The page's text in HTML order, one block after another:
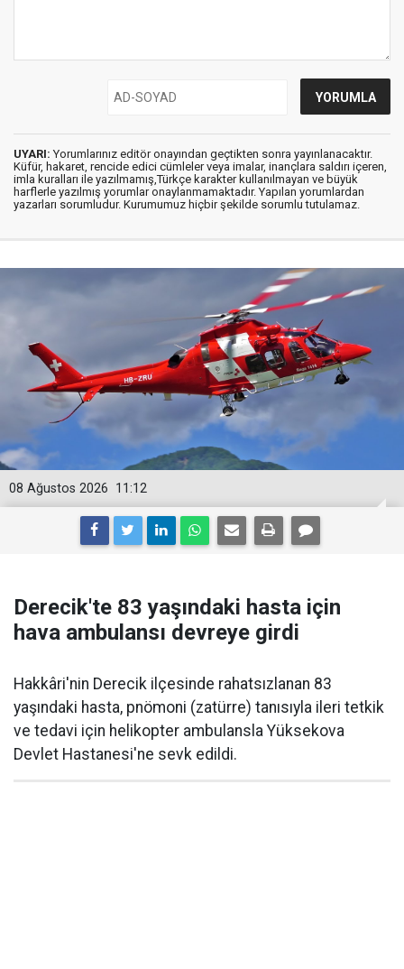
UYARI: Yorumlarınız editör onayından geçtikten sonra yayınlanacaktır.
Küfür, hakaret, rencide edici cümleler veya imalar, inançlara saldırı içeren,
imla kuralları ile yazılmamış,Türkçe karakter kullanılmayan ve büyük
harflerle yazılmış yorumlar onaylanmamaktadır. Yapılan yorumlardan
yazarları sorumludur. Kurumumuz hiçbir şekilde sorumlu tutulamaz.
11:12
08 Ağustos 2026
Derecik'te 83 yaşındaki hasta için
hava ambulansı devreye girdi
Hakkâri'nin Derecik ilçesinde rahatsızlanan 83
yaşındaki hasta, pnömoni (zatürre) tanısıyla ileri tetkik
ve tedavi için helikopter ambulansla Yüksekova
Devlet Hastanesi'ne sevk edildi.